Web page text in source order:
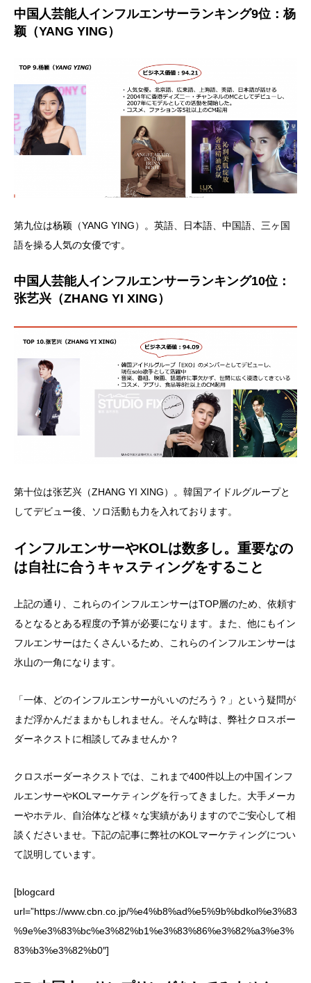
中国人芸能人インフルエンサーランキング9位：杨
颖（YANG YING）
第九位は杨颖（YANG YING）。英語、日本語、中国語、三ヶ国
語を操る人気の女優です。
中国人芸能人インフルエンサーランキング10位：
张艺兴（ZHANG YI XING）
第十位は张艺兴（ZHANG YI XING）。韓国アイドルグループと
してデビュー後、ソロ活動も力を入れております。
インフルエンサーやKOLは数多し。重要なの
は自社に合うキャスティングをすること
上記の通り、これらのインフルエンサーはTOP層のため、依頼す
るとなるとある程度の予算が必要になります。また、他にもイン
フルエンサーはたくさんいるため、これらのインフルエンサーは
氷山の一角になります。
「一体、どのインフルエンサーがいいのだろう？」という疑問が
まだ浮かんだままかもしれません。そんな時は、弊社クロスボー
ダーネクストに相談してみませんか？
クロスボーダーネクストでは、これまで400件以上の中国インフ
ルエンサーやKOLマーケティングを行ってきました。大手メーカ
ーやホテル、自治体など様々な実績がありますのでご安心して相
談くださいませ。下記の記事に弊社のKOLマーケティングについ
て説明しています。
[blogcard
url=”https://www.cbn.co.jp/%e4%b8%ad%e5%9b%bdkol%e3%83
%9e%e3%83%bc%e3%82%b1%e3%83%86%e3%82%a3%e3%
83%b3%e3%82%b0″]